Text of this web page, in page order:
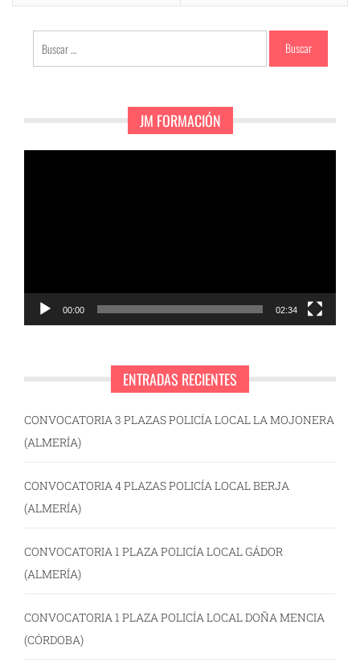
JM FORMACIÓN
00:00 02:34
ENTRADAS RECIENTES
CONVOCATORIA 3 PLAZAS POLICÍA LOCAL LA MOJONERA
(ALMERÍA)
CONVOCATORIA 4 PLAZAS POLICÍA LOCAL BERJA
(ALMERÍA)
CONVOCATORIA 1 PLAZA POLICÍA LOCAL GÁDOR
(ALMERÍA)
CONVOCATORIA 1 PLAZA POLICÍA LOCAL DOÑA MENCIA
(CÓRDOBA)